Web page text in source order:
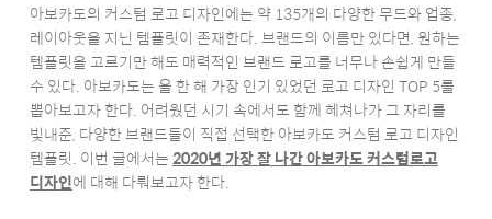
아보카도의 커스텀 로고 디자인에는 약 135개의 다양한 무드와 업종,
레이아웃을 지닌 템플릿이 존재한다. 브랜드의 이름만 있다면, 원하는
템플릿을 고르기만 해도 매력적인 브랜드 로고를 너무나 손쉽게 만들
수 있다. 아보카도는 올 한 해 가장 인기 있었던 로고 디자인 TOP 5를
뽑아보고자 한다. 어려웠던 시기 속에서도 함께 헤쳐나가 그 자리를
빛내준, 다양한 브랜드들이 직접 선택한 아보카도 커스텀 로고 디자인
템플릿. 이번 글에서는2020년 가장 잘 나간 아보카도 커스텀로고
디자인에 대해 다뤄보고자 한다.